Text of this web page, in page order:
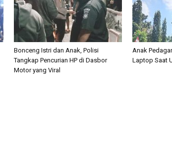
Bonceng Istri dan Anak, Polisi
Tangkap Pencurian HP di Dasbor
Motor yang Viral
Anak
Laptop Saat